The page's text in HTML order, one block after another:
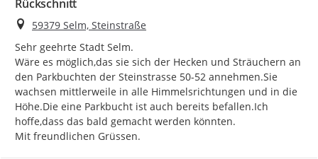
Rückschnitt
Ort
59379 Selm, Steinstraße
Sehr geehrte Stadt Selm.
Wäre es möglich,das sie sich der Hecken und Sträuchern an
den Parkbuchten der Steinstrasse 50-52 annehmen.Sie
wachsen mittlerweile in alle Himmelsrichtungen und in die
Höhe.Die eine Parkbucht ist auch bereits befallen.Ich
hoffe,dass das bald gemacht werden könnten.
Mit freundlichen Grüssen.